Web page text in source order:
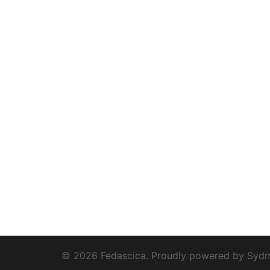
© 2026 Fedascica. Proudly powered by